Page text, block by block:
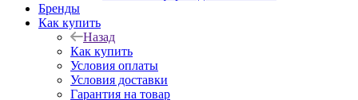
Бренды
Как купить
Назад
Как купить
Условия оплаты
Условия доставки
Гарантия на товар